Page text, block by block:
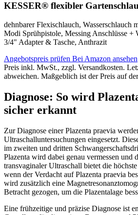
KESSER® flexibler
dehnbarer Flexischlauch, Wasserschlauch
Modi Sprühpistole, Messing Anschlüsse +
3/4" Adapter & Tasche, Anthrazit
Angebotspreis prüfen Bei Amazon ansehen
Preis inkl. MwSt., zzgl. Versandkosten.
abweichen. Maßgeblich ist der Preis auf
Diagnose: So wird
sicher erkannt
Zur Diagnose einer Plazenta praevia
Ultraschalluntersuchungen eingesetzt.
im zweiten und dritten
Plazenta wird dabei genau vermessen und
transvaginaler Ultraschall bietet die
wenn der Verdacht auf Plazenta praevia
wird zusätzlich eine
Betracht gezogen, um die Plazentalage
Eine frühzeitige und präzise Diagnose ist